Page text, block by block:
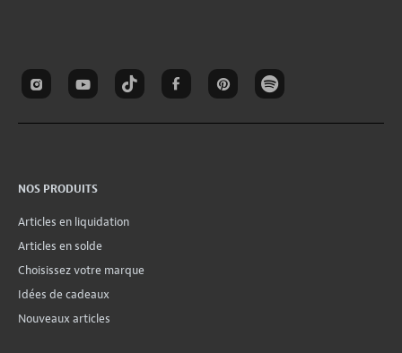
NOS PRODUITS
Articles en liquidation
Articles en solde
Choisissez votre marque
Idées de cadeaux
Nouveaux articles